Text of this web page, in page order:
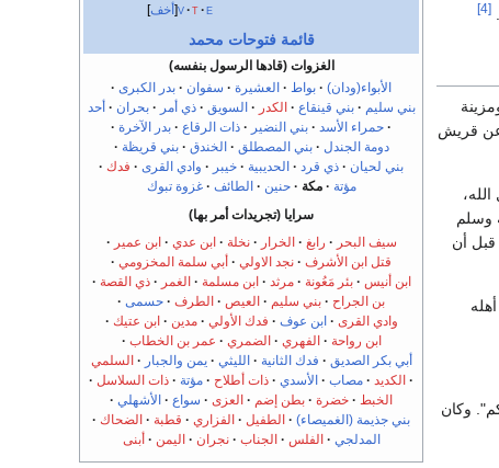
أخف v t e
قائمة فتوحات محمد
الغزوات (قادها الرسول بنفسه)
الأبواء(ودان)
بواط العشيرة سفوان
بدر الكبرى
بني سليم
بني قينقاع الكدر السويق ذي أمر بحران
أحد
حمراء الأسد
بني النضير ذات الرقاع
بدر الآخرة
دومة الجندل
بني المصطلق الخندق
بني قريظة
بني لحيان
ذي قرد الحديبية خيبر وادي القرى
فدك
مؤتة
مكة حنين الطائف
غزوة تبوك
سرايا (تجريدات أمر بها)
سيف البحر
رابغ الخرار نخلة ابن عدي
ابن عمير
قتل ابن الأشرف
نجد الاولي
أبي سلمة المخزومي
ابن أنيس
بئر مَعُونة مرثد ابن مسلمة الغمر
ذي القصة
بن الجراح
بني سليم العيص الطرف
حسمى
وادي القرى
ابن عوف فدك الأولي مدين
ابن عتيك
ابن رواحة
الفهري الضمري
عمر بن الخطاب
أبي بكر الصديق
فدك الثانية الليثي يمن والجبار
السلمي
الكديد
مصاب الأسدي ذات أطلاح مؤتة
ذات السلاسل
الخبط
خضرة بطن إضم العزى سواع
الأشهلي
بني جذيمة (الغميصاء)
الطفيل الفزاري قطبة
الضحاك
المدلجي
الفلس الجناب نجران اليمن أبنى
[4]
عن قريش
وسلم
قبل أن
وكان